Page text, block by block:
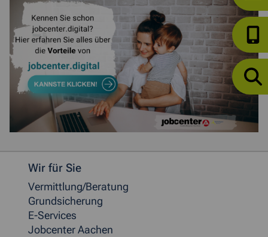
Weitere allgemeine Informationen
Wir für Sie
Vermittlung/Beratung
Grundsicherung
E-Services
Jobcenter Aachen